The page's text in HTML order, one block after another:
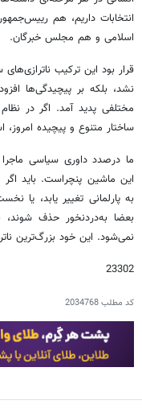
انتخابات داریم، هم
اسلامی و هم مجلس خبرگان.
قرار بود این ترکیب
نشد، بلکه بر پیچیدگی‌ها
مختلفی پدید آمد. اگر در
ساختار متنوع و پیچیده
ما درصدد داوری سیاسی
این ماشین پنچراست. باید اگر
به پارلمانی تغییر یابد، یا
بعضا به‌دردنخور حذف شوند،
نمی‌شود. این خود بزرگ‌ترین
23302
کد مطلب2034768